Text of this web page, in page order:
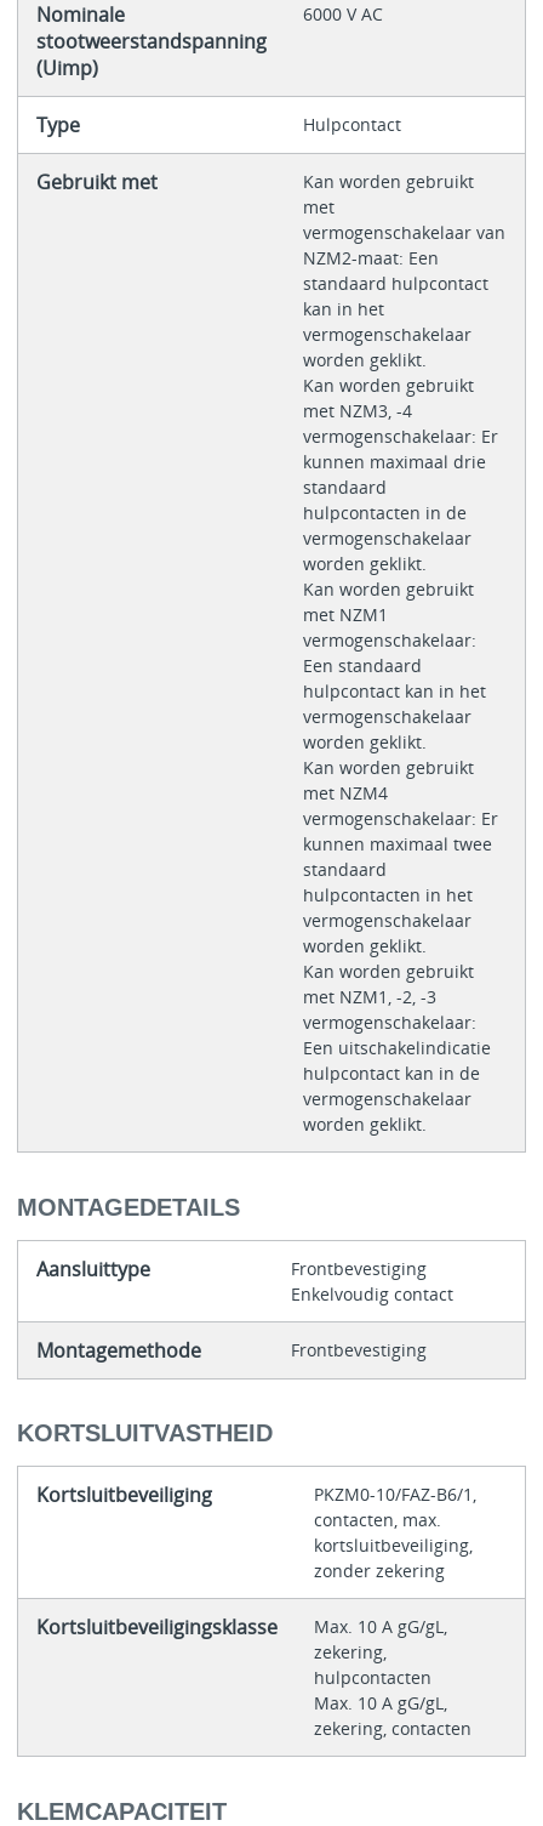
Nominale
stootweerstandspanning
(Uimp)
6000 V AC
Type Hulpcontact
Gebruikt met
Kan worden gebruikt
met
vermogenschakelaar van
NZM2-maat: Een
standaard hulpcontact
kan in het
vermogenschakelaar
worden geklikt.
Kan worden gebruikt
met NZM3, -4
vermogenschakelaar: Er
kunnen maximaal drie
standaard
hulpcontacten in de
vermogenschakelaar
worden geklikt.
Kan worden gebruikt
met NZM1
vermogenschakelaar:
Een standaard
hulpcontact kan in het
vermogenschakelaar
worden geklikt.
Kan worden gebruikt
met NZM4
vermogenschakelaar: Er
kunnen maximaal twee
standaard
hulpcontacten in het
vermogenschakelaar
worden geklikt.
Kan worden gebruikt
met NZM1, -2, -3
vermogenschakelaar:
Een uitschakelindicatie
hulpcontact kan in de
vermogenschakelaar
worden geklikt.
MONTAGEDETAILS
Aansluittype
Frontbevestiging
Enkelvoudig contact
Montagemethode Frontbevestiging
KORTSLUITVASTHEID
Kortsluitbeveiliging
PKZM0-10/FAZ-B6/1,
contacten, max.
kortsluitbeveiliging,
zonder zekering
Kortsluitbeveiligingsklasse
Max. 10 A gG/gL,
zekering,
hulpcontacten
Max. 10 A gG/gL,
zekering, contacten
KLEMCAPACITEIT